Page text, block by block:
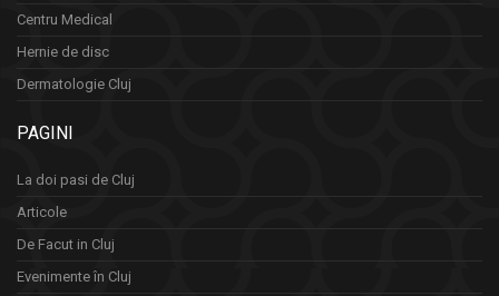
Centru Medical
Hernie de disc
Dermatologie Cluj
PAGINI
La doi pasi de Cluj
Articole
De Facut in Cluj
Evenimente în Cluj